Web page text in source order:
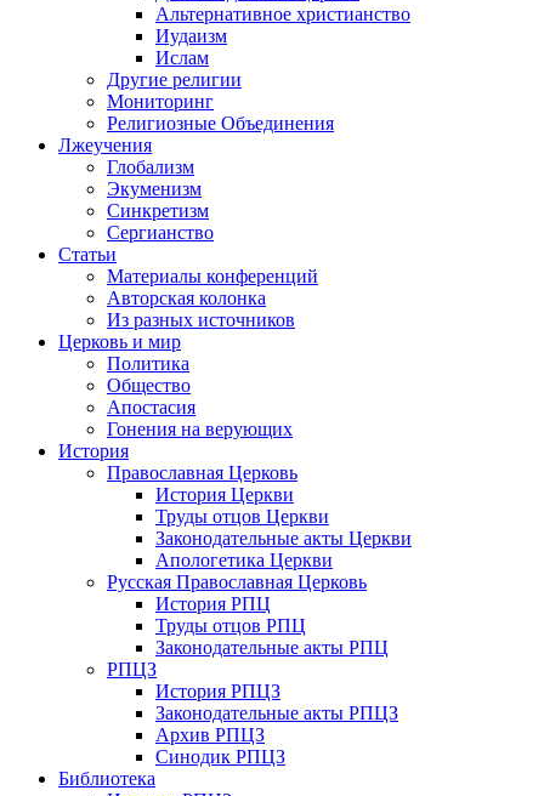
Альтернативное христианство
Иудаизм
Ислам
Другие религии
Мониторинг
Религиозные Объединения
Лжеучения
Глобализм
Экуменизм
Синкретизм
Сергианство
Статьи
Материалы конференций
Авторская колонка
Из разных источников
Церковь и мир
Политика
Общество
Апостасия
Гонения на верующих
История
Православная Церковь
История Церкви
Труды отцов Церкви
Законодательные акты Церкви
Апологетика Церкви
Русская Православная Церковь
История РПЦ
Труды отцов РПЦ
Законодательные акты РПЦ
РПЦЗ
История РПЦЗ
Законодательные акты РПЦЗ
Архив РПЦЗ
Синодик РПЦЗ
Библиотека